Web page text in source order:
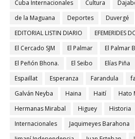
Cuba Internacionales
Cultura
de la Maguana
Deportes
Duvergé
EDITORIAL LISTIN DIARIO
EFEMERIDES
El Cercado SJM
El Palmar
El Palmar
El Peñón Bhona.
El Seibo Elías Piña
Espaillat
Esperanza Farandula
Galván Neyba
Haina Haití
Hato
Hermanas Mirabal
Higuey Historia
Internacionales
Jaquimeyes Barahona